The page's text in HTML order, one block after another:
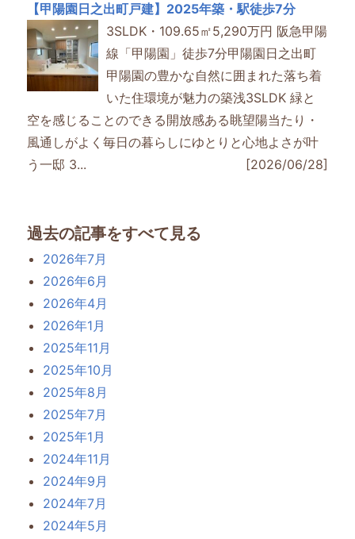
【甲陽園日之出町戸建】2025年築・駅徒歩7分
3SLDK・109.65㎡5,290万円 阪急甲陽
線「甲陽園」徒歩7分甲陽園日之出町
甲陽園の豊かな自然に囲まれた落ち着
いた住環境が魅力の築浅3SLDK 緑と
空を感じることのできる開放感ある眺望陽当たり・
風通しがよく毎日の暮らしにゆとりと心地よさが叶
う一邸 3...
[2026/06/28]
過去の記事をすべて見る
2026年7月
2026年6月
2026年4月
2026年1月
2025年11月
2025年10月
2025年8月
2025年7月
2025年1月
2024年11月
2024年9月
2024年7月
2024年5月